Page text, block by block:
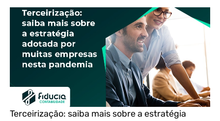
Terceirização: saiba mais sobre a estratégia